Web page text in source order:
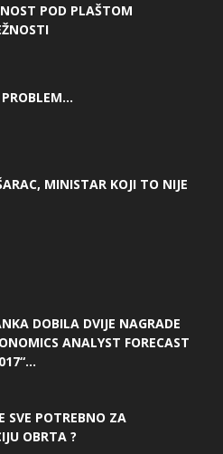
POD PLAŠTOM
PROBLEM…
MINISTAR KOJI TO NIJE
DOBILA DVIJE NAGRADE
ANALYST FORECAST
SVE POTREBNO ZA
OBRTA ?